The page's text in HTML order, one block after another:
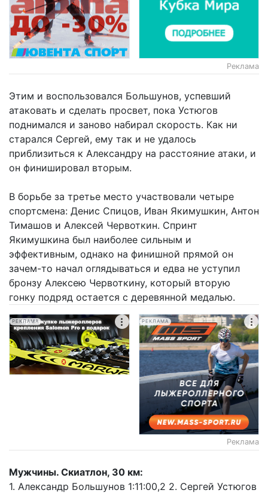
Реклама
Этим и воспользовался Большунов, успевший
атаковать и сделать просвет, пока Устюгов
поднимался и заново набирал скорость. Как ни
старался Сергей, ему так и не удалось
приблизиться к Александру на расстояние атаки, и
он финишировал вторым.
В борьбе за третье место участвовали четыре
спортсмена: Денис Спицов, Иван Якимушкин, Антон
Тимашов и Алексей Червоткин. Спринт
Якимушкина был наиболее сильным и
эффективным, однако на финишной прямой он
зачем-то начал оглядываться и едва не уступил
бронзу Алексею Червоткину, который вторую
гонку подряд остается с деревянной медалью.
РЕКЛАМА РЕКЛАМА
Реклама
Мужчины. Скиатлон, 30 км:
1. Александр Большунов 1:11:00,2 2. Сергей Устюгов